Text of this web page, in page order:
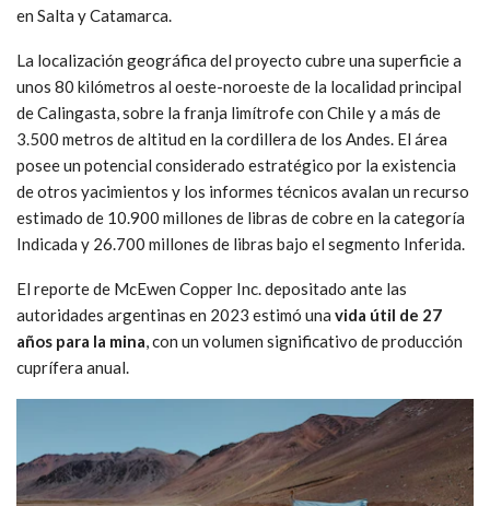
en Salta y Catamarca.
La localización geográfica del proyecto cubre una superficie a
unos 80 kilómetros al oeste-noroeste de la localidad principal
de Calingasta, sobre la franja limítrofe con Chile y a más de
3.500 metros de altitud en la cordillera de los Andes. El área
posee un potencial considerado estratégico por la existencia
de otros yacimientos y los informes técnicos avalan un recurso
estimado de 10.900 millones de libras de cobre en la categoría
Indicada y 26.700 millones de libras bajo el segmento Inferida.
El reporte de McEwen Copper Inc. depositado ante las
autoridades argentinas en 2023 estimó una vida útil de 27
años para la mina, con un volumen significativo de producción
cuprífera anual.